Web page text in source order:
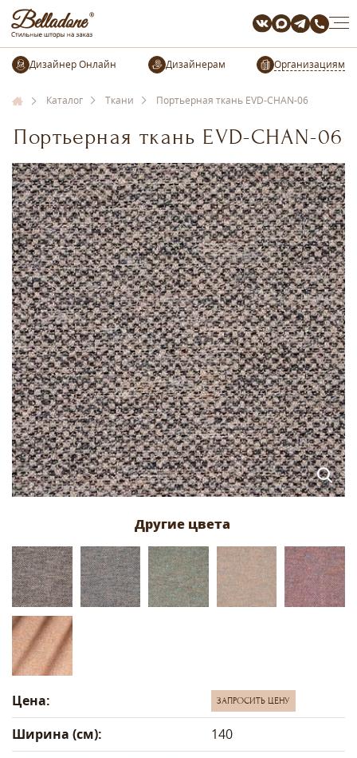
Организациям
Каталог Ткани Портьерная ткань EVD-CHAN-06
Портьерная ткань EVD-CHAN-06
Цена: ЗАПРОСИТЬ ЦЕНУ
Ширина (см):
140